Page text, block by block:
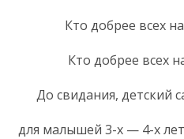
Кто добрее всех
Кто добрее всех
До свидания, детский
для малышей 3-х — 4-х